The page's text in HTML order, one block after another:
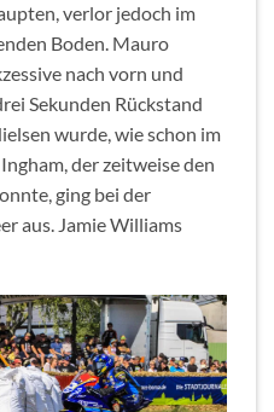
verlor jedoch im
Boden. Mauro
nach vorn und
Sekunden Rückstand
wurde, wie schon im
der zeitweise den
ging bei der
aus. Jamie Williams